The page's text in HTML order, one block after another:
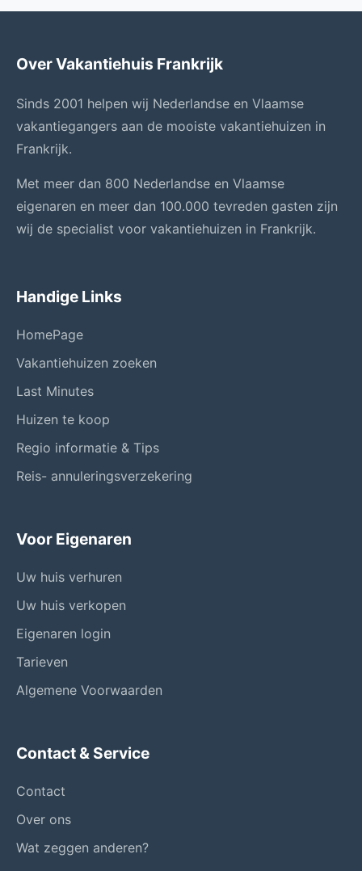
Over Vakantiehuis Frankrijk
Sinds 2001 helpen wij Nederlandse en Vlaamse
vakantiegangers aan de mooiste vakantiehuizen in
Frankrijk.
Met meer dan 800 Nederlandse en Vlaamse
eigenaren en meer dan 100.000 tevreden gasten zijn
wij de specialist voor vakantiehuizen in Frankrijk.
Handige Links
HomePage
Vakantiehuizen zoeken
Last Minutes
Huizen te koop
Regio informatie & Tips
Reis- annuleringsverzekering
Voor Eigenaren
Uw huis verhuren
Uw huis verkopen
Eigenaren login
Tarieven
Algemene Voorwaarden
Contact & Service
Contact
Over ons
Wat zeggen anderen?